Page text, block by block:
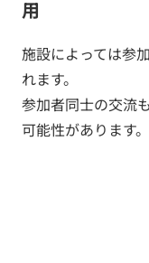
用
施設によっては参
れます。
参加者同士の交流
可能性があります。